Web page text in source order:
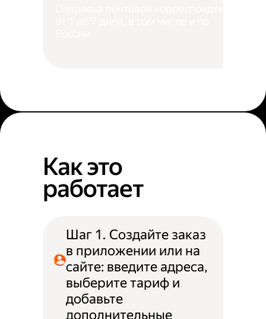
Как это
работает
Шаг 1. Создайте заказ
в приложении или на
сайте: введите адреса,
выберите тариф и
добавьте
дополнительные